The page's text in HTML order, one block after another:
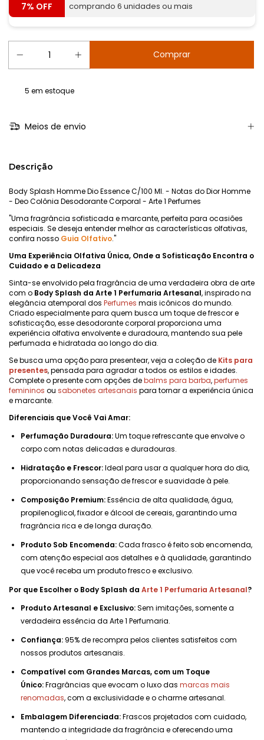
7% OFF comprando 6 unidades ou mais
5 em estoque
Meios de envio
Descrição
Body Splash Homme Dio Essence C/100 Ml. - Notas do Dior Homme
- Deo Colônia Desodorante Corporal - Arte 1 Perfumes
"Uma fragrância sofisticada e marcante, perfeita para ocasiões
especiais. Se deseja entender melhor as características olfativas,
confira nosso Guia Olfativo."
Uma Experiência Olfativa Única, Onde a Sofisticação Encontra o
Cuidado e a Delicadeza
Sinta-se envolvido pela fragrância de uma verdadeira obra de arte
com o Body Splash da Arte 1 Perfumaria Artesanal, inspirado na
elegância atemporal dos Perfumes mais icônicos do mundo.
Criado especialmente para quem busca um toque de frescor e
sofisticação, esse desodorante corporal proporciona uma
experiência olfativa envolvente e duradoura, mantendo sua pele
perfumada e hidratada ao longo do dia.
Se busca uma opção para presentear, veja a coleção de Kits para
presentes, pensada para agradar a todos os estilos e idades.
Complete o presente com opções debalms para barba,perfumes
femininos ou sabonetes artesanais para tornar a experiência única
e marcante.
Diferenciais que Você Vai Amar:
Perfumação Duradoura:Um toque refrescante que envolve o
corpo com notas delicadas e duradouras.
Hidratação e Frescor:Ideal para usar a qualquer hora do dia,
proporcionando sensação de frescor e suavidade à pele.
Composição Premium:Essência de alta qualidade, água,
propilenoglicol, fixador e álcool de cereais, garantindo uma
fragrância rica e de longa duração.
Produto Sob Encomenda:Cada frasco é feito sob encomenda,
com atenção especial aos detalhes e à qualidade, garantindo
que você receba um produto fresco e exclusivo.
Por que Escolher o Body Splash da Arte 1 Perfumaria Artesanal?
Produto Artesanal e Exclusivo:Sem imitações, somente a
verdadeira essência da Arte 1 Perfumaria.
Confiança: 95% de recompra pelos clientes satisfeitos com
nossos produtos artesanais.
Compatível com Grandes Marcas, com um Toque
Único:Fragrâncias que evocam o luxo das marcas mais
renomadas, com a exclusividade e o charme artesanal.
Embalagem Diferenciada:Frascos projetados com cuidado,
mantendo a integridade da fragrância e oferecendo uma